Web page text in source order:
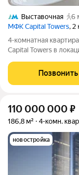
Выставочная
6
МФК Capital Towers, 2
4-комнатная
Capital Towers в
спальня с
две уютные спальни и
Позвонить
110 000 000 ₽
186,8 м² 4-комн.
новостройка